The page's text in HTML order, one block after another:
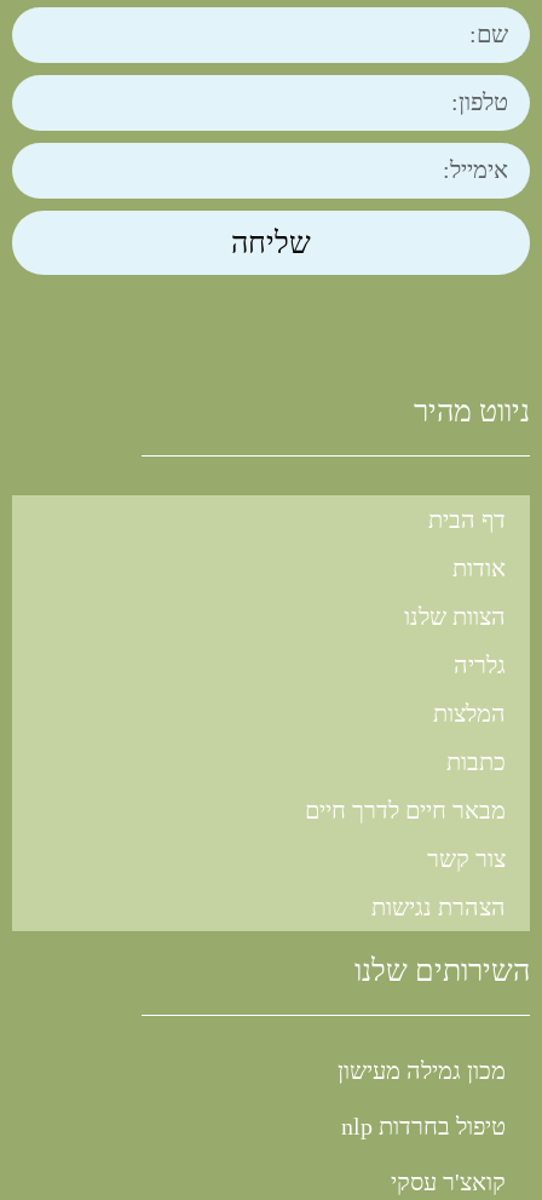
שליחה
ניווט מהיר
דף הבית
אודות
הצוות שלנו
גלריה
המלצות
כתבות
מבאר חיים לדרך חיים
צור קשר
הצהרת נגישות
השירותים שלנו
מכון גמילה מעישון
טיפול בחרדות nlp
קואצ'ר עסקי